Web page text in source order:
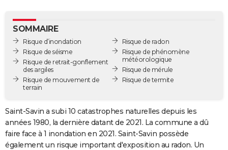
GUIDES D'ACHAT
BONS PLANS
CARTE DE VOEUX
Carte de Noël
Carte Bonne année
Carte Saint-Valentin
Carte Pâques
Carte d'anniversaire
Dictionnaire
Biographies
Citations
Expressions
Proverbes
PROGRAMME TV
COPAINS D'AVANT
SOMMAIRE
Risque d’inondation
Risque de séisme
Risque de retrait-gonflement
des argiles
Risque de mouvement de
terrain
Risque de radon
Risque de phénomène
météorologique
Risque de mérule
Risque de termite
Saint-Savin a subi 10 catastrophes naturelles depuis les
années 1980, la dernière datant de 2021. La commune a dû
faire face à 1 inondation en 2021. Saint-Savin possède
également un risque important d'exposition au radon. Un